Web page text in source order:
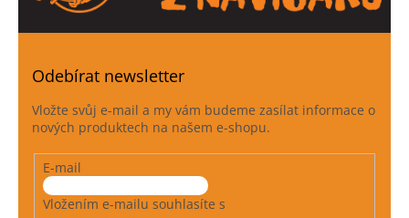
r
v
ý
p
i
s
u
Odebírat newsletter
Vložte svůj e-mail a my vám budeme zasílat informace o
nových produktech na našem e-shopu.
E-mail
Vložením e-mailu souhlasíte s